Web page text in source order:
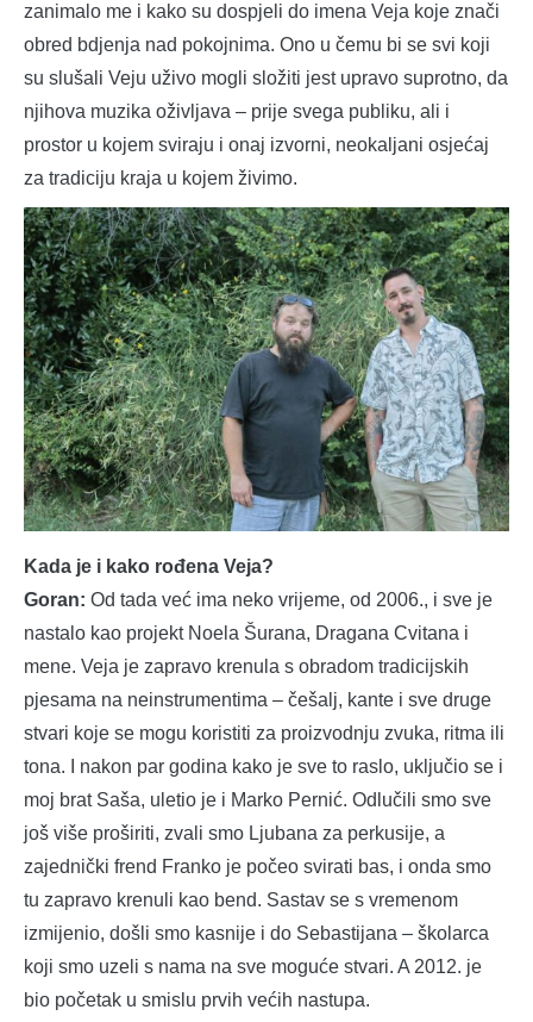
zanimalo me i kako su dospjeli do imena Veja koje znači
obred bdjenja nad pokojnima. Ono u čemu bi se svi koji
su slušali Veju uživo mogli složiti jest upravo suprotno, da
njihova muzika oživljava – prije svega publiku, ali i
prostor u kojem sviraju i onaj izvorni, neokaljani osjećaj
za tradiciju kraja u kojem živimo.
Kada je i kako rođena Veja?
Goran: Od tada već ima neko vrijeme, od 2006., i sve je
nastalo kao projekt Noela Šurana, Dragana Cvitana i
mene. Veja je zapravo krenula s obradom tradicijskih
pjesama na neinstrumentima – češalj, kante i sve druge
stvari koje se mogu koristiti za proizvodnju zvuka, ritma ili
tona. I nakon par godina kako je sve to raslo, uključio se i
moj brat Saša, uletio je i Marko Pernić. Odlučili smo sve
još više proširiti, zvali smo Ljubana za perkusije, a
zajednički frend Franko je počeo svirati bas, i onda smo
tu zapravo krenuli kao bend. Sastav se s vremenom
izmijenio, došli smo kasnije i do Sebastijana – školarca
koji smo uzeli s nama na sve moguće stvari. A 2012. je
bio početak u smislu prvih većih nastupa.